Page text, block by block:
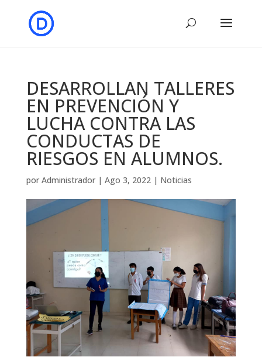
DESARROLLAN TALLERES
EN PREVENCIÓN Y
LUCHA CONTRA LAS
CONDUCTAS DE
RIESGOS EN ALUMNOS.
por Administrador| Ago 3, 2022| Noticias